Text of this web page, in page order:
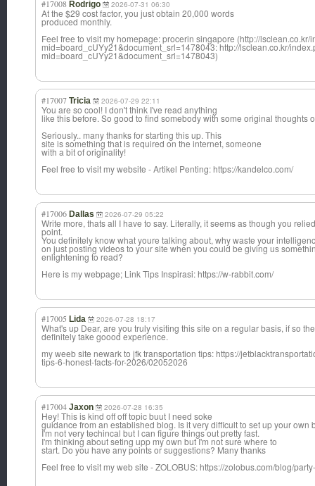
#17008 Rodrigo 2026-07-31 06:30
At the $29 cost factor, you just obtain 20,000 words
produced monthly.
Feel free to visit my homepage: procerin singapore (http://lsclean.co.kr/
mid=board_cUYy21&document_srl=1478043: http://lsclean.co.kr/
mid=board_cUYy21&document_srl=1478043)
#17007 Tricia 2026-07-29 22:11
You are so cool! I don't think I've read anything
like this before. So good to find somebody with some original thoughts
Seriously.. many thanks for starting this up. This
site is something that is required on the internet, someone
with a bit of originality!
Feel free to visit my website - Artikel Penting: https://kandelco.com/
#17006 Dallas 2026-07-29 05:22
Write more, thats all I have to say. Literally, it seems as though you
point.
You definitely know what youre talking about, why waste your
on just posting videos to your site when you could be giving us
enlightening to read?
Here is my webpage; Link Tips Inspirasi: https://w-rabbit.com/
#17005 Lida 2026-07-28 18:17
What's up Dear, are you truly visiting this site on a regular basis, if so
definitely take goood experience.
my weeb site newark to jfk transportation tips: https://
tips-6-honest-facts-for-2026/02052026
#17004 Jaxon 2026-07-28 16:35
Hey! This is kind off off topic buut I need soke
guidance from an established blog. Is it very difficult to set up your own
I'm not very techincal but I can figure things out pretty fast.
I'm thinking about seting upp my own but I'm not sure where to
start. Do you have any points or suggestions? Many thanks
Feel free to visit my web site - ZOLOBUS: https://zolobus.com/blog/